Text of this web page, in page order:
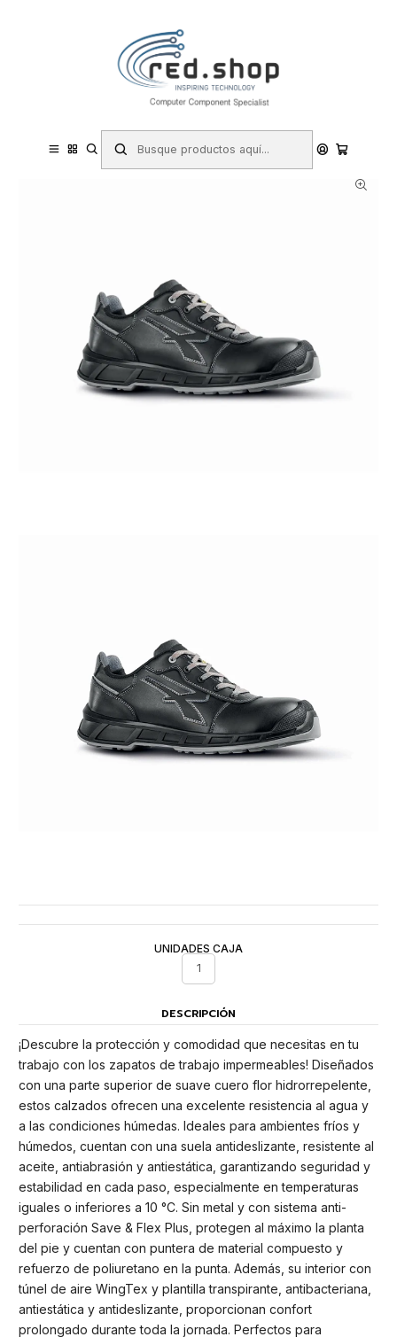
Haga Click Aqui
Hogar y Electrodomésticos Bricolaje
Prevención y Seguridad Ropa de Trabajo Calzado de Seguridad
Zapatos de Seguridad
Upower Sinatra S ESD Calzado de Seguridad Impermeables - Talla
42 - Cuero Flor Hidrorrepelente, Suela Antideslizante, Antiabrasion,
UNIDADES CAJA
1
DESCRIPCIÓN
¡Descubre la protección y comodidad que necesitas en tu
trabajo con los zapatos de trabajo impermeables! Diseñados
con una parte superior de suave cuero flor hidrorrepelente,
estos calzados ofrecen una excelente resistencia al agua y
a las condiciones húmedas. Ideales para ambientes fríos y
húmedos, cuentan con una suela antideslizante, resistente al
aceite, antiabrasión y antiestática, garantizando seguridad y
estabilidad en cada paso, especialmente en temperaturas
iguales o inferiores a 10 °C. Sin metal y con sistema anti-
perforación Save & Flex Plus, protegen al máximo la planta
del pie y cuentan con puntera de material compuesto y
refuerzo de poliuretano en la punta. Además, su interior con
túnel de aire WingTex y plantilla transpirante, antibacteriana,
antiestática y antideslizante, proporcionan confort
prolongado durante toda la jornada. Perfectos para